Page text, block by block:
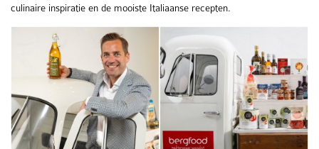
culinaire inspiratie en de mooiste Italiaanse recepten.